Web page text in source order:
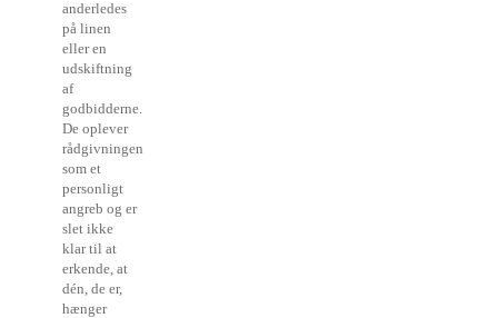
anderledes
på linen
eller en
udskiftning
af
godbidderne.
De oplever
rådgivningen
som et
personligt
angreb og er
slet ikke
klar til at
erkende, at
dén, de er,
hænger